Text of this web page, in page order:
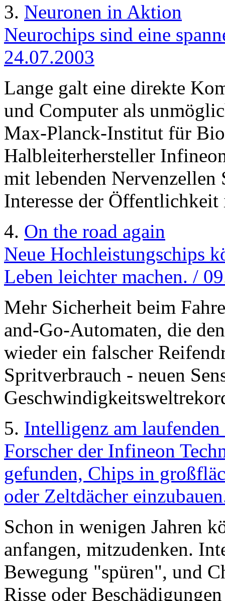
3. Neuronen in Aktion
Neurochips sind eine
24.07.2003
Lange galt eine direkte
und Computer als
Max-Planck-Institut für
Halbleiterhersteller
mit lebenden Nervenzellen
Interesse der Öffentlichkeit
4. On the road again
Neue Hochleistungschips
Leben leichter machen. /
Mehr Sicherheit beim
and-Go-Automaten, die
wieder ein falscher
Spritverbrauch - neuen
5. Intelligenz am
Forscher der Infineon
gefunden, Chips in
oder Zeltdächer
Schon in wenigen Jahren
anfangen, mitzudenken.
Bewegung "spüren", und
Risse oder